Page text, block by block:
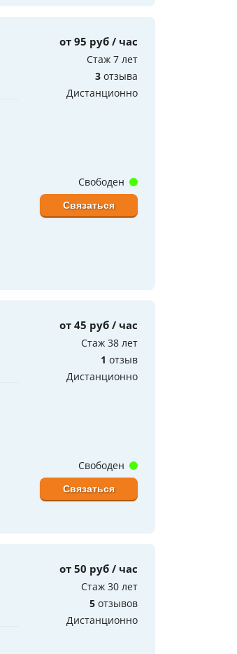
от 95 руб / час
Стаж 7 лет
3 отзыва
Дистанционно
Свободен
Связаться
от 45 руб / час
Стаж 38 лет
1 отзыв
Дистанционно
Свободен
Связаться
от 50 руб / час
Стаж 30 лет
5 отзывов
Дистанционно